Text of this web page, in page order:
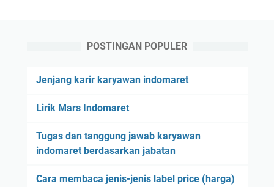
POSTINGAN POPULER
Jenjang karir karyawan indomaret
Lirik Mars Indomaret
Tugas dan tanggung jawab karyawan
indomaret berdasarkan jabatan
Cara membaca jenis-jenis label price (harga)